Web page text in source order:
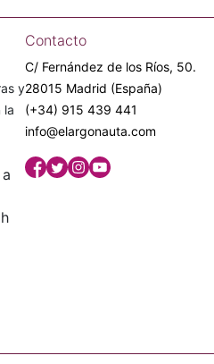
y
la
Contacto
C/ Fernández de los Ríos, 50.
28015 Madrid (España)
(+34) 915 439 441
info@elargonauta.com